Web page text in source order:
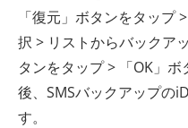
「復元」ボタンをタップ
択 > リストからバックア
タンをタップ > 「OK」
後、SMSバックアップの
す。